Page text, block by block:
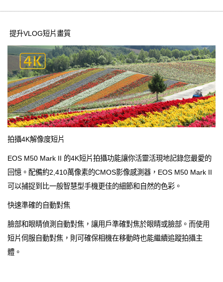
提升VLOG短片畫質
拍攝4K解像度短片
EOS M50 Mark II 的4K短片拍攝功能讓你活靈活現地記錄您最愛的
回憶。配備約2,410萬像素的CMOS影像感測器，EOS M50 Mark II
可以捕捉到比一般智慧型手機更佳的細節和自然的色彩。
快速準確的自動對焦
臉部和眼睛偵測自動對焦，讓用戶準確對焦於眼睛或臉部。而使用
短片伺服自動對焦，則可確保相機在移動時也能繼續追蹤拍攝主
體。